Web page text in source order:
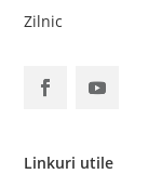
Zilnic
Linkuri utile